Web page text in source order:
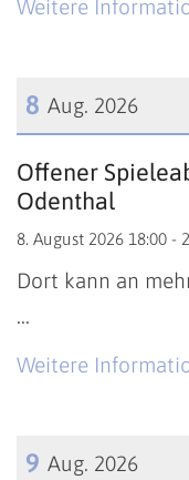
Weitere
8 Aug. 2026
Datum: 8. August
Offener
Odenthal
8. August 2026 18:00 -
Dort kann an
...
Weitere
9 Aug. 2026